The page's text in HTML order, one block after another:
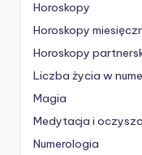
Horoskopy
Horoskopy
Horoskopy
Liczba życia w
Magia
Medytacja i
Numerologia